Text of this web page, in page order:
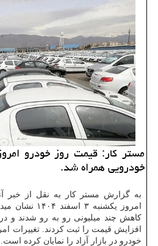
مستر کار: قیمت روز خودرو
خودرویی همراه شد.
به گزارش مستر کار به نقل از خبر
امروز یکشنبه
کاهش چند میلیونی رو به رو شدند و
افزایش قیمت را ثبت کردند. تغییرات
خودرو در بازار آزاد را نمایان کرده است.